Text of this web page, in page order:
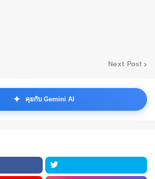
Next Post
✦ คุยกับ Gemini AI